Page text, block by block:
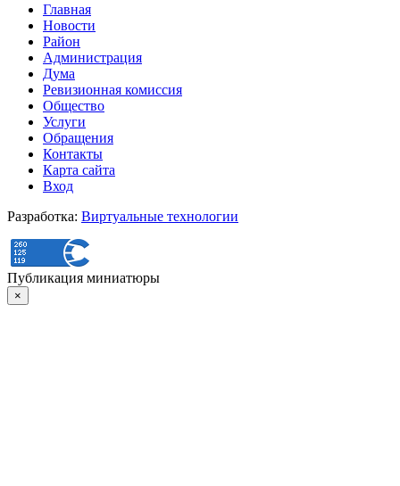
Главная
Новости
Район
Администрация
Дума
Ревизионная комиссия
Общество
Услуги
Обращения
Контакты
Карта сайта
Вход
Разработка: Виртуальные технологии
Публикация миниатюры
×